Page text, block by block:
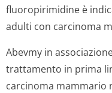
fluoropirimidine è
adulti con carcinoma
Abevmy in
trattamento in prima
carcinoma mammario